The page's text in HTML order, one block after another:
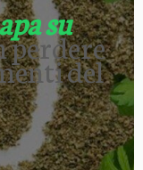
su
perdere
del